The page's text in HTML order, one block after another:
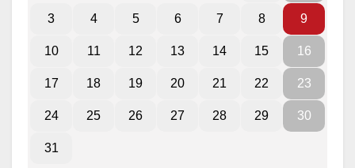
3 4 5 6 7 8 9
10 11 12 13 14 15 16
17 18 19 20 21 22 23
24 25 26 27 28 29 30
31